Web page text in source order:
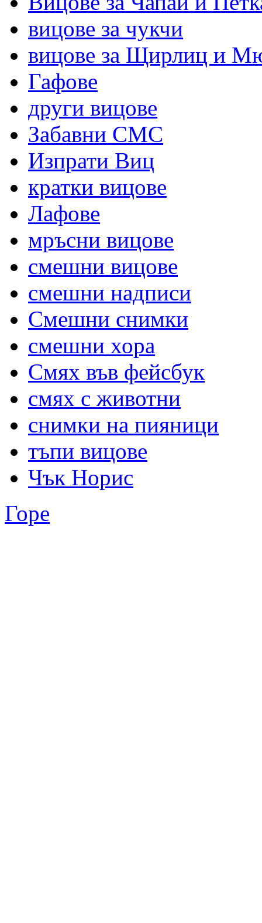
вицове за чукчи
вицове за Щирлиц и
Гафове
други вицове
Забавни СМС
Изпрати Виц
кратки вицове
Лафове
мръсни вицове
смешни вицове
смешни надписи
Смешни снимки
смешни хора
Смях във фейсбук
смях с животни
снимки на пияници
тъпи вицове
Чък Норис
Горе